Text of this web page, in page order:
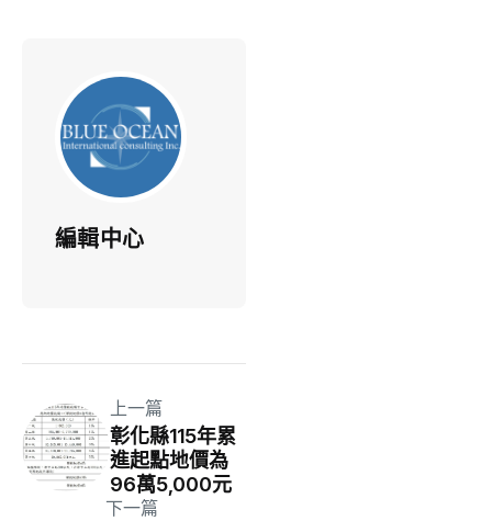
編輯中心
上一篇
彰化縣115年累
進起點地價為
96萬5,000元
下一篇